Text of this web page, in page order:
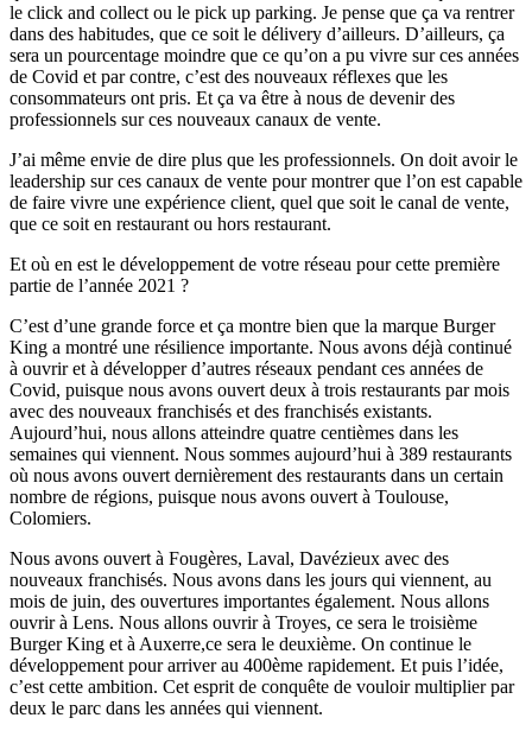
le click and collect ou le pick up parking. Je pense que ça va rentrer
dans des habitudes, que ce soit le délivery d’ailleurs. D’ailleurs, ça
sera un pourcentage moindre que ce qu’on a pu vivre sur ces années
de Covid et par contre, c’est des nouveaux réflexes que les
consommateurs ont pris. Et ça va être à nous de devenir des
professionnels sur ces nouveaux canaux de vente.
J’ai même envie de dire plus que les professionnels. On doit avoir le
leadership sur ces canaux de vente pour montrer que l’on est capable
de faire vivre une expérience client, quel que soit le canal de vente,
que ce soit en restaurant ou hors restaurant.
Et où en est le développement de votre réseau pour cette première
partie de l’année 2021 ?
C’est d’une grande force et ça montre bien que la marque Burger
King a montré une résilience importante. Nous avons déjà continué
à ouvrir et à développer d’autres réseaux pendant ces années de
Covid, puisque nous avons ouvert deux à trois restaurants par mois
avec des nouveaux franchisés et des franchisés existants.
Aujourd’hui, nous allons atteindre quatre centièmes dans les
semaines qui viennent. Nous sommes aujourd’hui à 389 restaurants
où nous avons ouvert dernièrement des restaurants dans un certain
nombre de régions, puisque nous avons ouvert à Toulouse,
Colomiers.
Nous avons ouvert à Fougères, Laval, Davézieux avec des
nouveaux franchisés. Nous avons dans les jours qui viennent, au
mois de juin, des ouvertures importantes également. Nous allons
ouvrir à Lens. Nous allons ouvrir à Troyes, ce sera le troisième
Burger King et à Auxerre,ce sera le deuxième. On continue le
développement pour arriver au 400ème rapidement. Et puis l’idée,
c’est cette ambition. Cet esprit de conquête de vouloir multiplier par
deux le parc dans les années qui viennent.